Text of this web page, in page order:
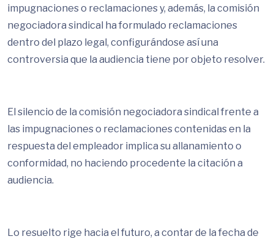
impugnaciones o reclamaciones y, además, la comisión
negociadora sindical ha formulado reclamaciones
dentro del plazo legal, configurándose así una
controversia que la audiencia tiene por objeto resolver.
El silencio de la comisión negociadora sindical frente a
las impugnaciones o reclamaciones contenidas en la
respuesta del empleador implica su allanamiento o
conformidad, no haciendo procedente la citación a
audiencia.
Lo resuelto rige hacia el futuro, a contar de la fecha de